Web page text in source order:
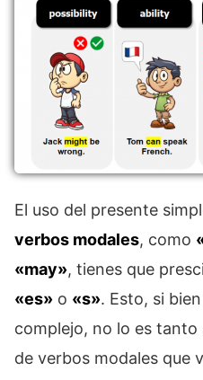
El uso del presente
verbos modales, como
«may», tienes que
«es» o «s». Esto, si
complejo, no lo es
de verbos modales que